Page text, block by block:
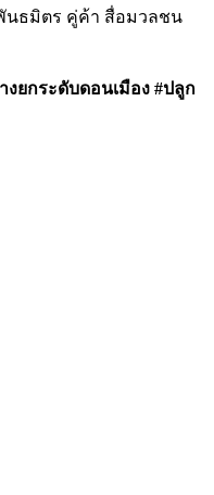
นธมิตร คู่ค้า สื่อมวลชน
ยกระดับดอนเมือง #ปลูก